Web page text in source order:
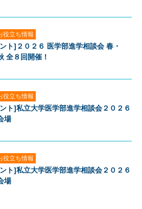
役立ち情報
ト]２０２６ 医学部進学相談会 春・
全８回開催！
役立ち情報
ト]私立大学医学部進学相談会２０２６
場
役立ち情報
ト]私立大学医学部進学相談会２０２６
場